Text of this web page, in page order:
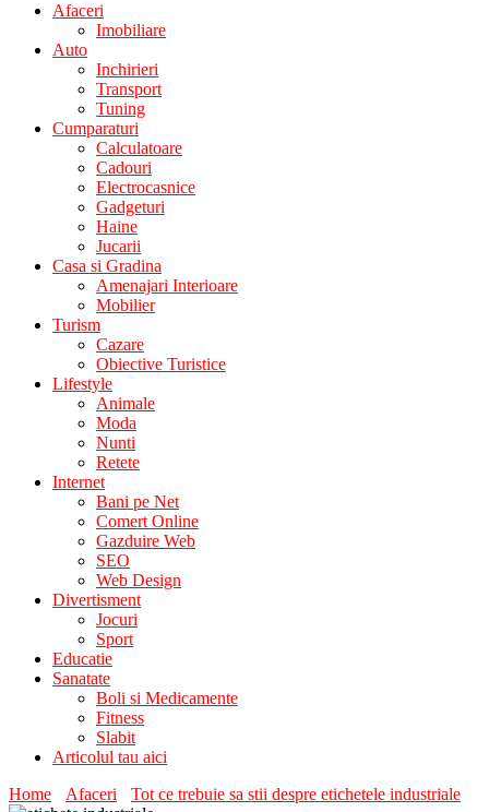
Afaceri
Imobiliare
Auto
Inchirieri
Transport
Tuning
Cumparaturi
Calculatoare
Cadouri
Electrocasnice
Gadgeturi
Haine
Jucarii
Casa si Gradina
Amenajari Interioare
Mobilier
Turism
Cazare
Obiective Turistice
Lifestyle
Animale
Moda
Nunti
Retete
Internet
Bani pe Net
Comert Online
Gazduire Web
SEO
Web Design
Divertisment
Jocuri
Sport
Educatie
Sanatate
Boli si Medicamente
Fitness
Slabit
Articolul tau aici
Home
Afaceri Tot ce trebuie sa stii despre etichetele industriale